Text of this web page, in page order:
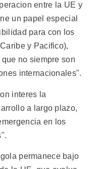
entre la UE y
un papel especial
para con los
y Pacifico),
no siempre son
internacionales".
interes la
a largo plazo,
en los
permanece bajo